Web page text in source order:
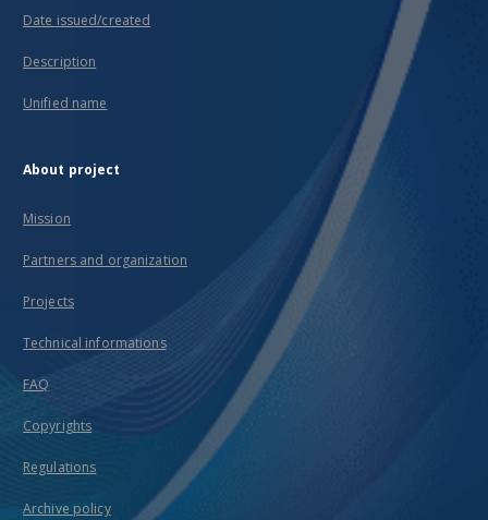
Date issued/created
Description
Unified name
About project
Mission
Partners and organization
Projects
Technical informations
FAQ
Copyrights
Regulations
Archive policy